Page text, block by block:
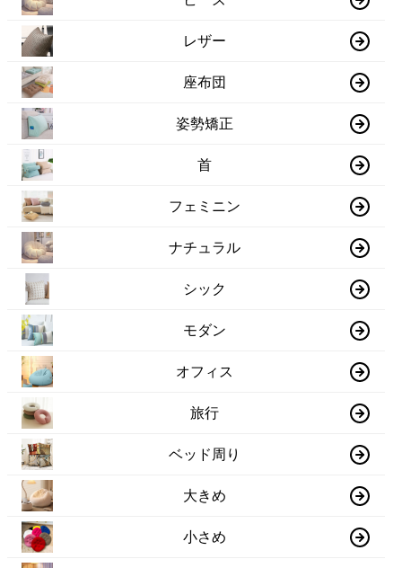
レザー
座布団
姿勢矯正
首
フェミニン
ナチュラル
シック
モダン
オフィス
旅行
ベッド周り
大きめ
小さめ